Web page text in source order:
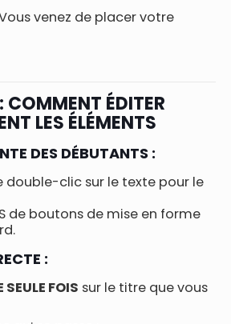
venez de placer votre
ÉDITER
LES ÉLÉMENTS
DES DÉBUTANTS :
double-clic sur le texte pour le
de boutons de mise en forme
:
FOIS sur le titre que vous